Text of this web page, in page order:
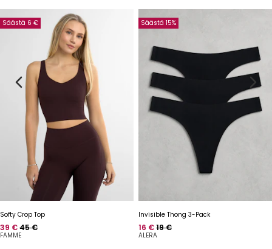
Säästä 6 €
Softy Crop Top
Hinta
39 €Normaalihinta
45 €
FAMME
Säästä 15%
Invisible Thong 3-Pack
Hinta
16 €Normaalihinta
19 €
ALERA